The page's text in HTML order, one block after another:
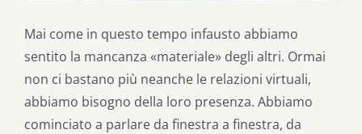
Mai come in questo tempo infausto abbiamo
sentito la mancanza «materiale» degli altri. Ormai
non ci bastano più neanche le relazioni virtuali,
abbiamo bisogno della loro presenza. Abbiamo
cominciato a parlare da finestra a finestra, da